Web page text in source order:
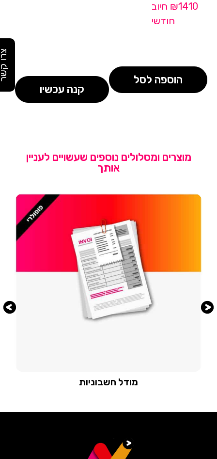
₪1410 חיוב
חודשי
הוספה לסל
קנה עכשיו
מוצרים ומסלולים נוספים שעשויים לעניין
אותך
מודל חשבוניות